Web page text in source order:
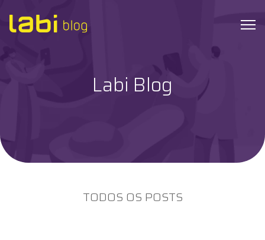
Dicas de Saúde
Labi Blog
TODOS OS POSTS